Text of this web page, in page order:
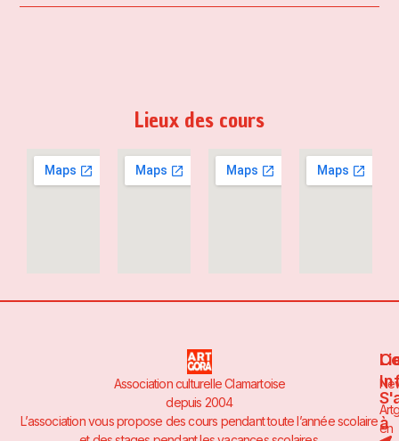
Lieux des cours
Association culturelle Clamartoise
depuis 2004
L’association vous propose des cours pendant toute l’année scolaireen
à